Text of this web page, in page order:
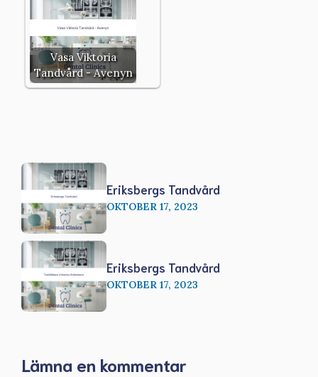
Vasa Viktoria
Tandvård - Avenyn
Eriksbergs Tandvård
OKTOBER 17, 2023
Eriksbergs Tandvård
OKTOBER 17, 2023
Lämna en kommentar